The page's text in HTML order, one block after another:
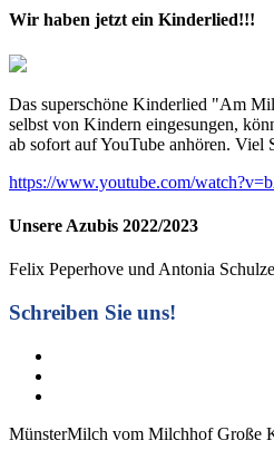
Wir haben jetzt ein Kinderlied!!!
Das superschöne Kinderlied "Am
selbst von Kindern eingesungen,
ab sofort auf YouTube anhören. Viel
https://www.youtube.com/
Unsere Azubis 2022/2023
Felix Peperhove und Antonia
Schreiben Sie uns!
MünsterMilch vom Milchhof Große